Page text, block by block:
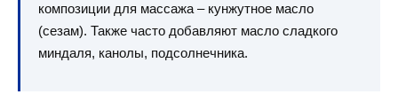
композиции для массажа – кунжутное масло
(сезам). Также часто добавляют масло сладкого
миндаля, канолы, подсолнечника.